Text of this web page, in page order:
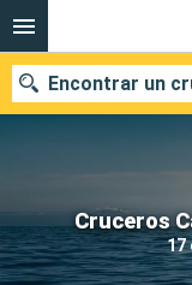
Cruceros
17
Encontrar un
Nuestros
Fecha de salida